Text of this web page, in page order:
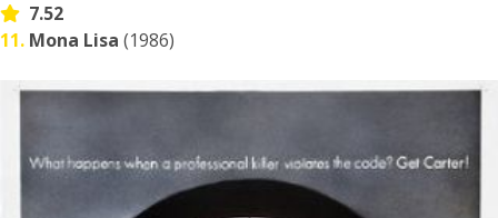
7.52
11. Mona Lisa (1986)